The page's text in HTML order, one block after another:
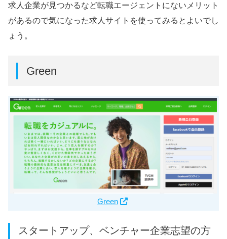
求人企業が見つかるなど転職エージェントにないメリット
があるので気になった求人サイトを使ってみるとよいでし
ょう。
Green
Green
スタートアップ、ベンチャー企業志望の方